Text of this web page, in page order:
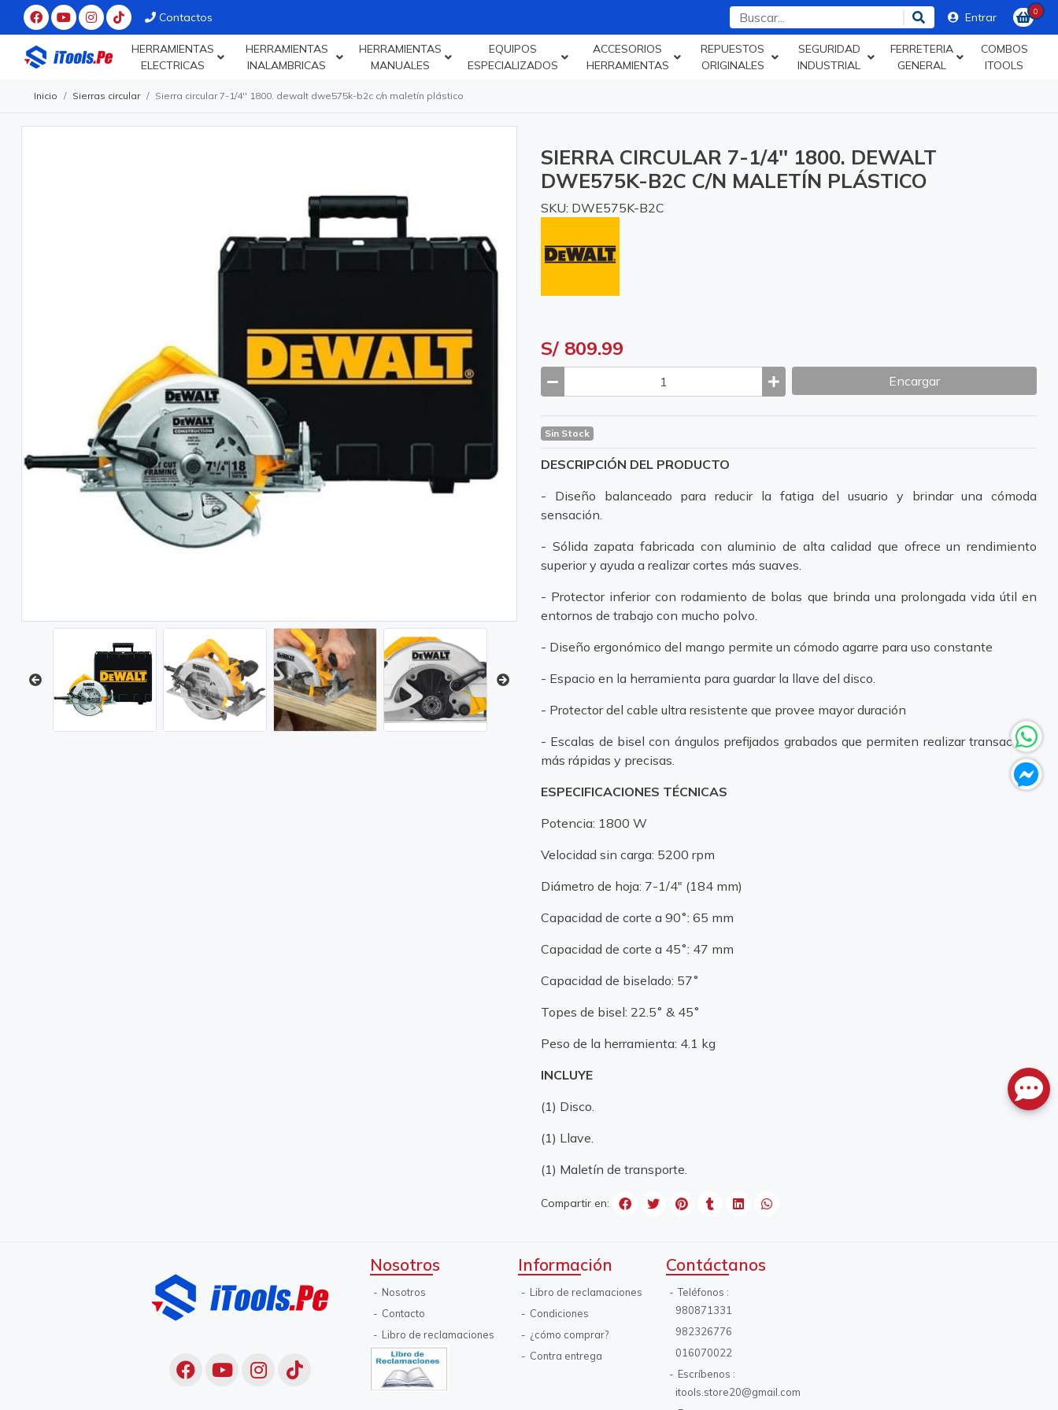
Contactos Entrar 0
HERRAMIENTAS
ELECTRICAS
HERRAMIENTAS
INALAMBRICAS
HERRAMIENTAS
MANUALES
EQUIPOS
ESPECIALIZADOS
ACCESORIOS
HERRAMIENTAS
REPUESTOS
ORIGINALES
SEGURIDAD
INDUSTRIAL
FERRETERIA
GENERAL
COMBOS
ITOOLS
Inicio Sierras circular Sierra circular 7-1/4'' 1800. dewalt dwe575k-b2c c/n maletín plástico
SIERRA CIRCULAR 7-1/4'' 1800. DEWALT
DWE575K-B2C C/N MALETÍN PLÁSTICO
SKU: DWE575K-B2C
S/ 809.99
Encargar
Sin Stock
DESCRIPCIÓN DEL PRODUCTO
- Diseño balanceado para reducir la fatiga del usuario y brindar una cómoda
sensación.
- Sólida zapata fabricada con aluminio de alta calidad que ofrece un rendimiento
superior y ayuda a realizar cortes más suaves.
- Protector inferior con rodamiento de bolas que brinda una prolongada vida útil en
entornos de trabajo con mucho polvo.
- Diseño ergonómico del mango permite un cómodo agarre para uso constante
- Espacio en la herramienta para guardar la llave del disco.
- Protector del cable ultra resistente que provee mayor duración
- Escalas de bisel con ángulos prefijados grabados que permiten realizar transacción
más rápidas y precisas.
ESPECIFICACIONES TÉCNICAS
Potencia: 1800 W
Velocidad sin carga: 5200 rpm
Diámetro de hoja: 7-1/4" (184 mm)
Capacidad de corte a 90˚: 65 mm
Capacidad de corte a 45˚: 47 mm
Capacidad de biselado: 57˚
Topes de bisel: 22.5˚ & 45˚
Peso de la herramienta: 4.1 kg
INCLUYE
(1) Disco.
(1) Llave.
(1) Maletín de transporte.
Compartir en:
Nosotros
Nosotros
Contacto
Libro de reclamaciones
Información
Libro de reclamaciones
Condiciones
¿cómo comprar?
Contra entrega
Contáctanos
Teléfonos
980871331
982326776
016070022
Escríbenos
itools.store20@gmail.com